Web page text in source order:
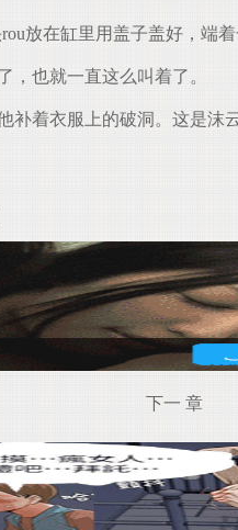
放在缸里用盖子盖好，端着
也就一直这么叫着了。
补着衣服上的破洞。这是沫
下一 章